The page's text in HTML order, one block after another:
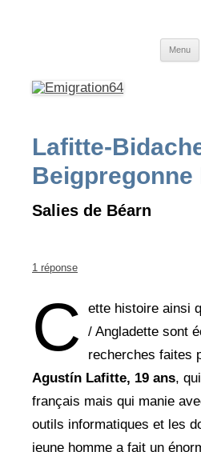
Menu
Lafitte-
Beigpregonne
Salies de Béarn
1 réponse
C
ette histoire ainsi
/ Angladette sont
recherches faites
Agustín Lafitte, 19 ans,
français mais qui manie
outils informatiques et les
jeune homme a fait un